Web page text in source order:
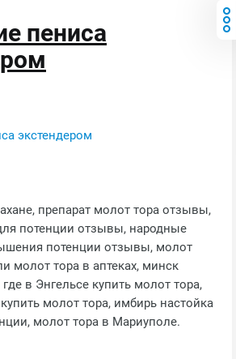
пениса
препарат молот тора отзывы,
потенции отзывы, народные
потенции отзывы, молот
молот тора в аптеках, минск
в Энгельсе купить молот тора,
молот тора, имбирь настойка
молот тора в Мариуполе.